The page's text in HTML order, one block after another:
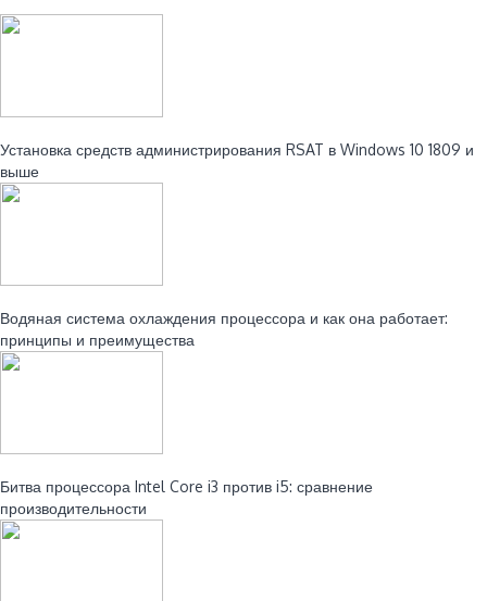
Установка средств администрирования RSAT в Windows 10 1809 и
выше
Водяная система охлаждения процессора и как она работает:
принципы и преимущества
Битва процессора Intel Core i3 против i5: сравнение
производительности